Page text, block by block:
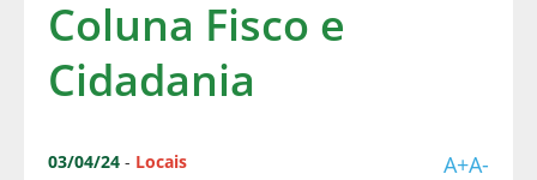
Coluna Fisco e
Cidadania
03/04/24 - Locais A+A-